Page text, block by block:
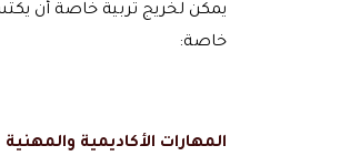
يمكن لخريج تربية خاصة أن
خاصة:
المهارات الأكاديمية والمهنية